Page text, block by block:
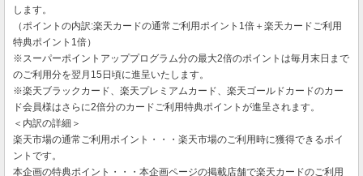
します。
（ポイントの内訳:楽天カードの通常ご利用ポイント1倍＋楽天カードご利用
特典ポイント1倍）
※スーパーポイントアッププログラム分の最大2倍のポイントは毎月末日まで
のご利用分を翌月15日頃に進呈いたします。
※楽天ブラックカード、楽天プレミアムカード、楽天ゴールドカードのカー
ド会員様はさらに2倍分のカードご利用特典ポイントが進呈されます。
＜内訳の詳細＞
楽天市場の通常ご利用ポイント・・・楽天市場のご利用時に獲得できるポイ
ントです。
本企画の特典ポイント・・・本企画ページの掲載店舗で楽天カードのご利用